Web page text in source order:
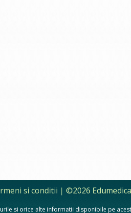
si conditii | ©2026
si orice alte informatii disponibile pe